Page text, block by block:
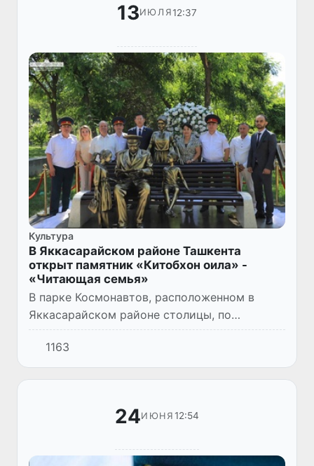
13ИЮЛЯ12:37
Культура
В Яккасарайском районе Ташкента
открыт памятник «Китобхон оила» -
«Читающая семья»
В парке Космонавтов, расположенном в
Яккасарайском районе столицы, по
инициативе Министерства внутренних дел
установлен памятник «Китобхон оила»,
изображающий семью сотрудника МВД...
1163
24ИЮНЯ 12:54